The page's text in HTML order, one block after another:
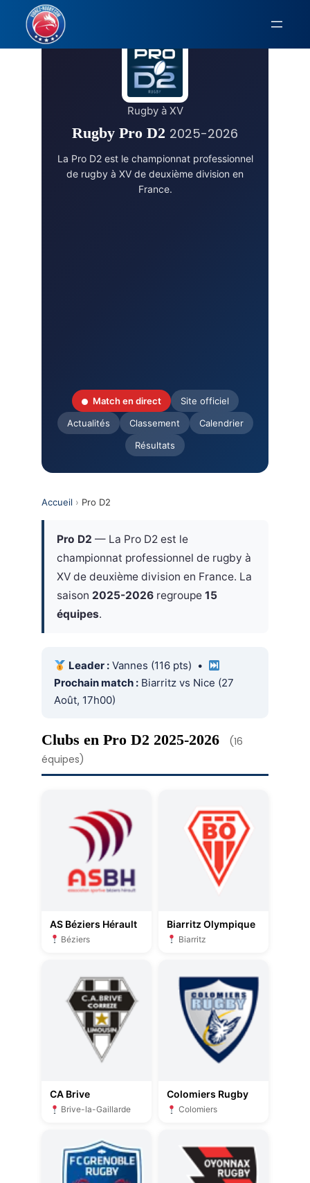
Aller
contenu
Rugby à XV
Rugby Pro D2 2025-2026
La Pro D2 est le championnat professionnel
de rugby à XV de deuxième division en
France.
Match en direct
Site officiel
Actualités
Classement
Calendrier
Résultats
Accueil › Pro D2
Pro D2 — La Pro D2 est le
championnat professionnel de rugby à
XV de deuxième division en France. La
saison 2025-2026regroupe 15
équipes.
Leader :Vannes (116 pts) •
Prochain match :Biarritz vs Nice (27
Août, 17h00)
Clubs en Pro D2 2025-2026
(16
équipes)
AS Béziers Hérault
Béziers
Biarritz Olympique
Biarritz
CA Brive
Brive-la-Gaillarde
Colomiers Rugby
Colomiers